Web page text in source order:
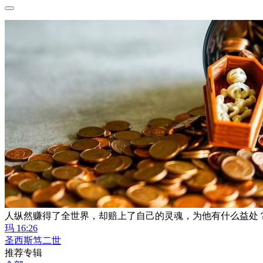
人纵然赚得了全世界，却赔上了自己的灵魂，为他有什么益处
玛 16:26
圣西斯笃二世
推荐专辑